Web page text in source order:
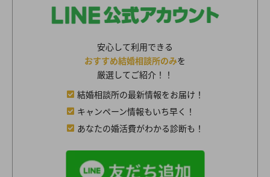
安心して利用できる
おすすめ結婚相談所のみを
厳選してご紹介！！
結婚相談所の最新情報をお届け！
キャンペーン情報もいち早く！
あなたの婚活費がわかる診断も！